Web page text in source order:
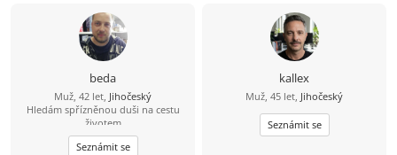
Trhové Sviny – České Budějovice.
Jsem v tomhle realista a hledám
parťačku z okolí, abychom k sobě
neměli dál, než na jedno rozumné
dojetí autem. Jsem spolehlivý chlap,
co nezkazí žádnou srandu a raději
než davy vyhledává klidnější místa.
Když je čas a počasí, sbalím batoh a
jdu na lehčí výlet do přírody, kde si
čistím hlavu a natáčím zajímavá
beda
Muž, 42 let, Jihočeský
Hledám spřízněnou duši na cestu
životem
Seznámit se
kallex
Muž, 45 let, Jihočeský
Seznámit se